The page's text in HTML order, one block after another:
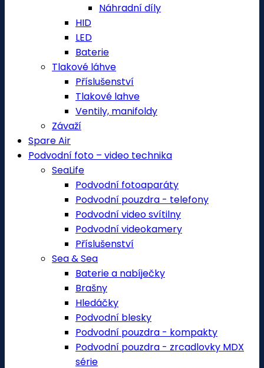
Náhradní díly
HID
LED
Baterie
Tlakové láhve
Příslušenství
Tlakové lahve
Ventily, manifoldy
Závaží
Spare Air
Podvodní foto – video technika
SeaLife
Podvodní fotoaparáty
Podvodní pouzdra - telefony
Podvodní video svítilny
Podvodní videokamery
Příslušenství
Sea & Sea
Baterie a nabíječky
Brašny
Hledáčky
Podvodní blesky
Podvodní pouzdra - kompakty
Podvodní pouzdra - zrcadlovky MDX
série